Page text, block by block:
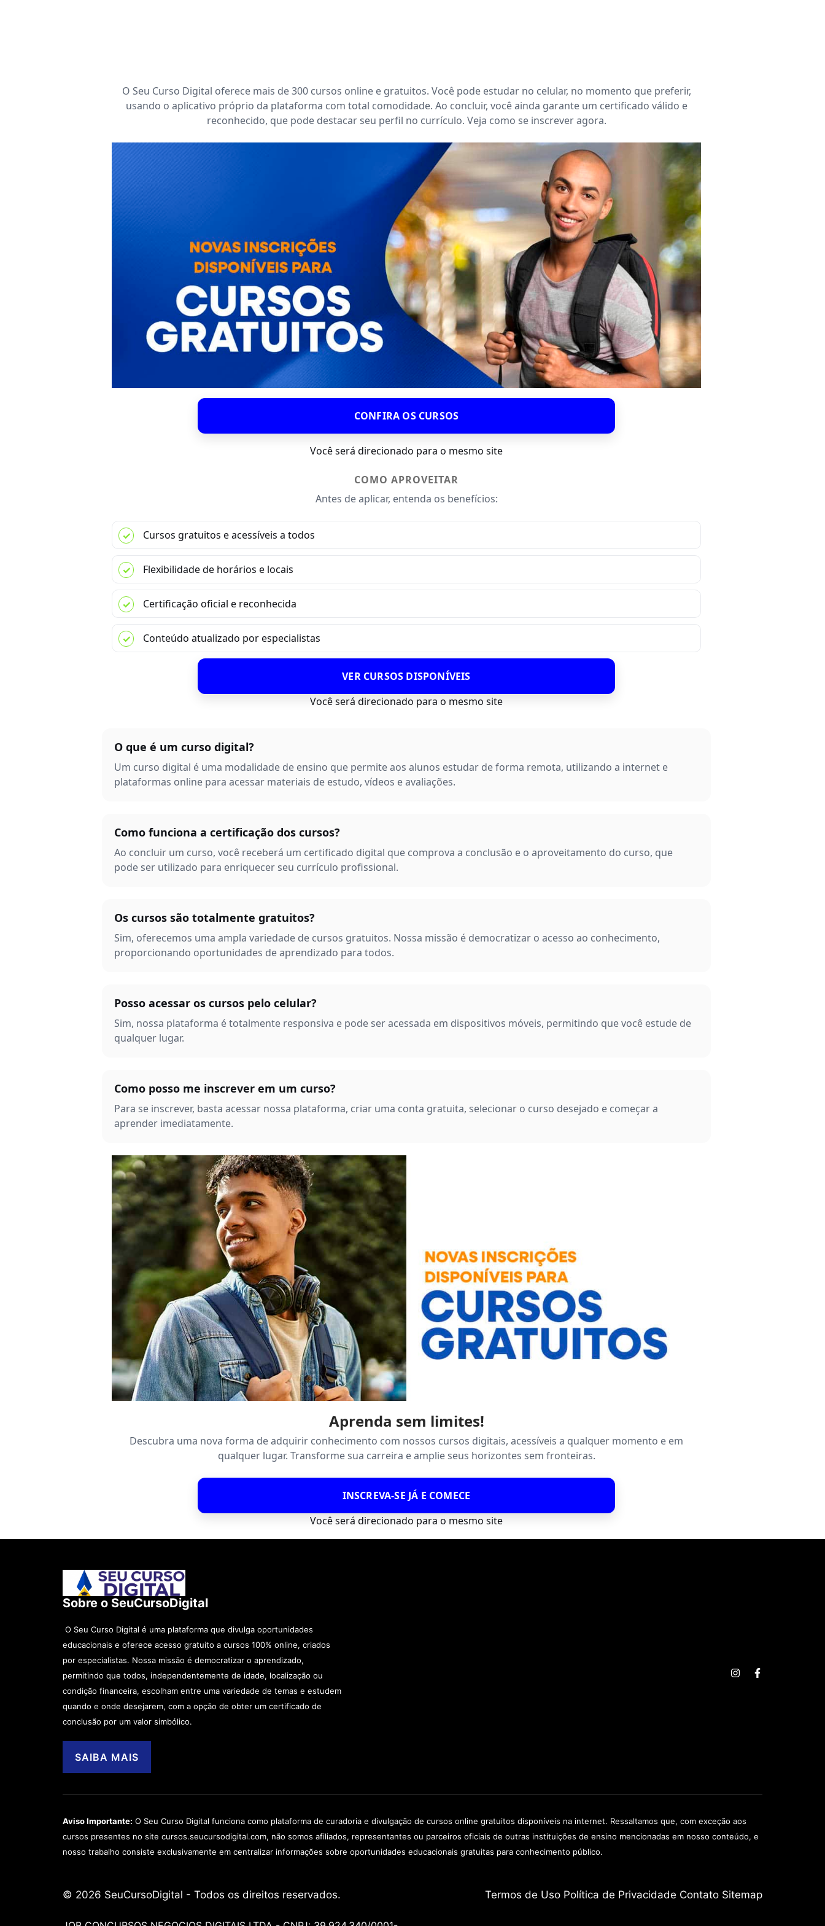
O Seu Curso Digital oferece mais de 300 cursos online e gratuitos. Você pode estudar no celular, no momento que preferir,
usando o aplicativo próprio da plataforma com total comodidade. Ao concluir, você ainda garante um certificado válido e
reconhecido, que pode destacar seu perfil no currículo. Veja como se inscrever agora.
CONFIRA OS CURSOS
Você será direcionado para o mesmo site
COMO APROVEITAR
Antes de aplicar, entenda os benefícios:
Cursos gratuitos e acessíveis a todos
Flexibilidade de horários e locais
Certificação oficial e reconhecida
Conteúdo atualizado por especialistas
VER CURSOS DISPONÍVEIS
Você será direcionado para o mesmo site
O que é um curso digital?
Um curso digital é uma modalidade de ensino que permite aos alunos estudar de forma remota, utilizando a internet e
plataformas online para acessar materiais de estudo, vídeos e avaliações.
Como funciona a certificação dos cursos?
Ao concluir um curso, você receberá um certificado digital que comprova a conclusão e o aproveitamento do curso, que
pode ser utilizado para enriquecer seu currículo profissional.
Os cursos são totalmente gratuitos?
Sim, oferecemos uma ampla variedade de cursos gratuitos. Nossa missão é democratizar o acesso ao conhecimento,
proporcionando oportunidades de aprendizado para todos.
Posso acessar os cursos pelo celular?
Sim, nossa plataforma é totalmente responsiva e pode ser acessada em dispositivos móveis, permitindo que você estude de
qualquer lugar.
Como posso me inscrever em um curso?
Para se inscrever, basta acessar nossa plataforma, criar uma conta gratuita, selecionar o curso desejado e começar a
aprender imediatamente.
Aprenda sem limites!
Descubra uma nova forma de adquirir conhecimento com nossos cursos digitais, acessíveis a qualquer momento e em
qualquer lugar. Transforme sua carreira e amplie seus horizontes sem fronteiras.
INSCREVA-SE JÁ E COMECE
Você será direcionado para o mesmo site
Sobre o SeuCursoDigital
O Seu Curso Digital é uma plataforma que divulga oportunidades
educacionais e oferece acesso gratuito a cursos 100% online, criados
por especialistas. Nossa missão é democratizar o aprendizado,
permitindo que todos, independentemente de idade, localização ou
condição financeira, escolham entre uma variedade de temas e estudem
quando e onde desejarem, com a opção de obter um certificado de
conclusão por um valor simbólico.
SAIBA MAIS
Aviso Importante: O Seu Curso Digital funciona como plataforma de curadoria e divulgação de cursos online gratuitos disponíveis na internet. Ressaltamos que, com exceção aos
cursos presentes no site cursos.seucursodigital.com, não somos afiliados, representantes ou parceiros oficiais de outras instituições de ensino mencionadas em nosso conteúdo, e
nosso trabalho consiste exclusivamente em centralizar informações sobre oportunidades educacionais gratuitas para conhecimento público.
© 2026 SeuCursoDigital - Todos os direitos reservados. Termos de Uso Política de Privacidade Contato Sitemap